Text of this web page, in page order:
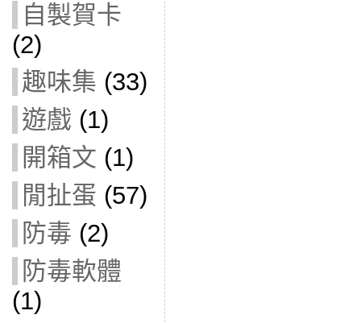
自製賀卡
(2)
趣味集 (33)
遊戲 (1)
開箱文 (1)
閒扯蛋 (57)
防毒 (2)
防毒軟體
(1)